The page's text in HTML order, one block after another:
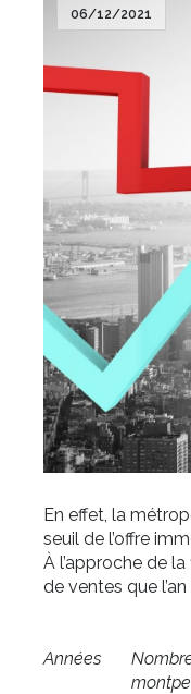
06/12/2021
En effet, la
seuil de l’offre
À l’approche de
de ventes que l’an
Années